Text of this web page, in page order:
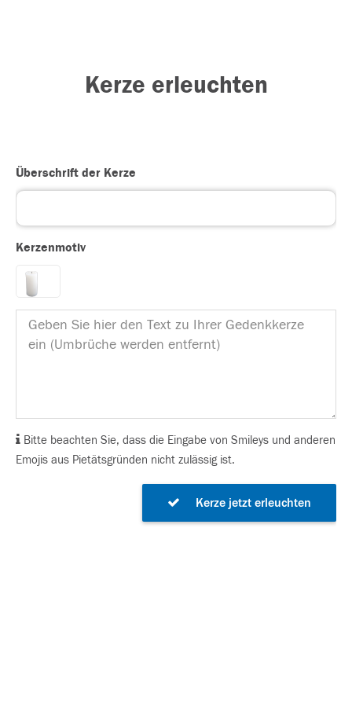
Kerze erleuchten
Überschrift der Kerze
Kerzenmotiv
Bitte beachten Sie, dass die Eingabe von Smileys und anderen
Emojis aus Pietätsgründen nicht zulässig ist.
Kerze jetzt erleuchten